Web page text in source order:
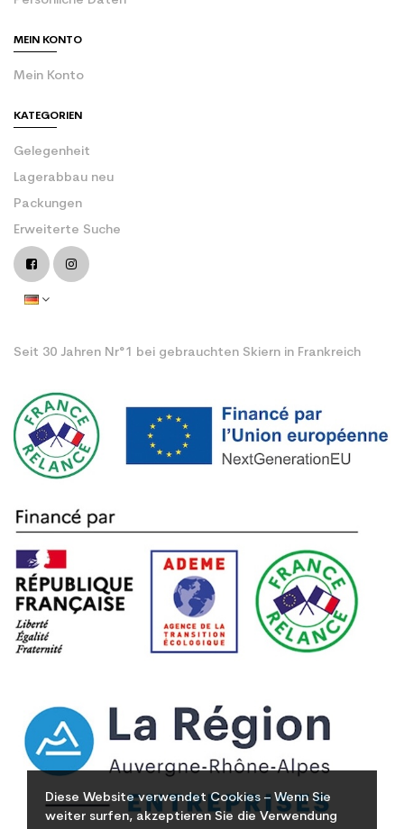
Diese Website verwendet Cookies – Wenn Sie
weiter surfen, akzeptieren Sie die Verwendung
MEIN KONTO
Mein Konto
KATEGORIEN
Gelegenheit
Lagerabbau neu
Packungen
Erweiterte Suche
Seit 30 Jahren Nr°1 bei gebrauchten Skiern in Frankreich